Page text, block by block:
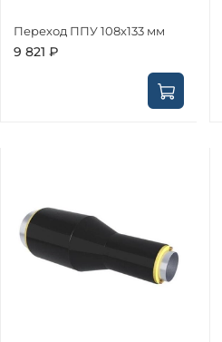
Переход ППУ 108х133 мм
9 821 ₽